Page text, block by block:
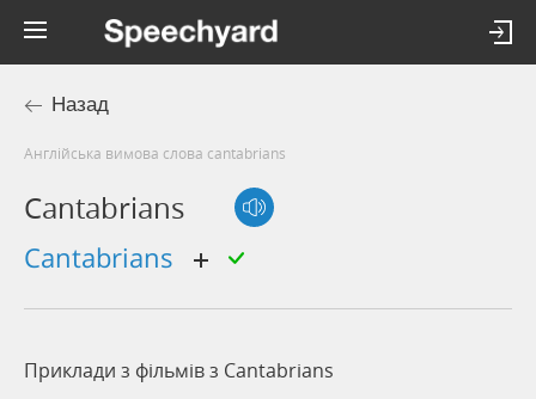
Назад
Англійська вимова слова cantabrians
Cantabrians
cantabrians
Приклади з фільмів з Cantabrians